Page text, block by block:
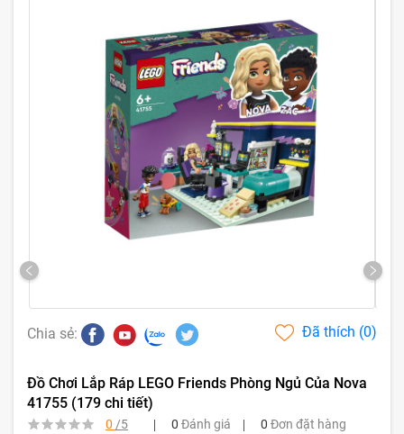
Chia sẻ: Đã thích (0)
Đồ Chơi Lắp Ráp LEGO Friends Phòng Ngủ Của Nova
41755 (179 chi tiết)
0 /5 0 Đánh giá 0 Đơn đặt hàng